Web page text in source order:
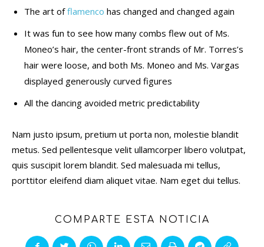
The art offlamenco has changed and changed again
It was fun to see how many combs flew out of Ms.
Moneo’s hair, the center-front strands of Mr. Torres’s
hair were loose, and both Ms. Moneo and Ms. Vargas
displayed generously curved figures
All the dancing avoided metric predictability
Nam justo ipsum, pretium ut porta non, molestie blandit
metus. Sed pellentesque velit ullamcorper libero volutpat,
quis suscipit lorem blandit. Sed malesuada mi tellus,
porttitor eleifend diam aliquet vitae. Nam eget dui tellus.
COMPARTE ESTA NOTICIA